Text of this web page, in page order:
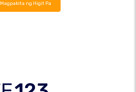
Magpakita ng Higit Pa